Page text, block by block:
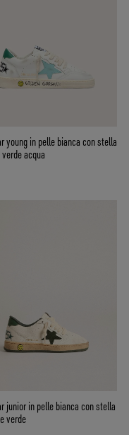
young in pelle bianca con stella
acqua
junior in pelle bianca con stella
verde